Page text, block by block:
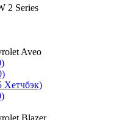
2 Series
Aveo
Хетчбэк)
Blazer